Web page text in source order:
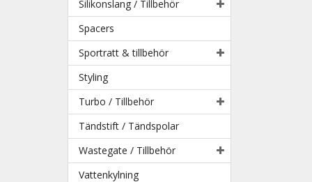
Silikonslang / Tillbehör
Spacers
Sportratt & tillbehör
Styling
Turbo / Tillbehör
Tändstift / Tändspolar
Wastegate / Tillbehör
Vattenkylning